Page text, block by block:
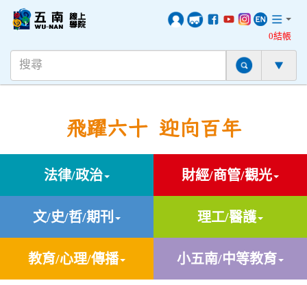
0結帳
飛躍六十 迎向百年
法律/政治 財經/商管/觀光
文/史/哲/期刊 理工/醫護
教育/心理/傳播 小五南/中等教育